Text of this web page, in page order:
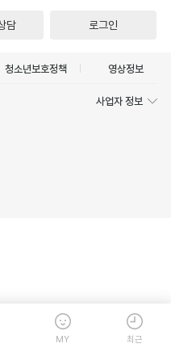
담 로그인
청소년보호정책 영상정보
사업자 정보
MY 최근